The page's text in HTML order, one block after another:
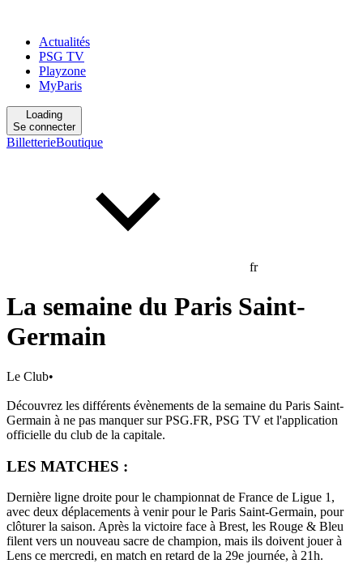
Actualités
PSG TV
Playzone
MyParis
Loading
Se connecter
BilletterieBoutique
fr
La semaine du Paris Saint-
Germain
Le Club•
Découvrez les différents évènements de la semaine du Paris Saint-
Germain à ne pas manquer sur PSG.FR, PSG TV et l'application
officielle du club de la capitale.
LES MATCHES :
Dernière ligne droite pour le championnat de France de Ligue 1,
avec deux déplacements à venir pour le Paris Saint-Germain, pour
clôturer la saison. Après la victoire face à Brest, les Rouge & Bleu
filent vers un nouveau sacre de champion, mais ils doivent jouer à
Lens ce mercredi, en match en retard de la 29e journée, à 21h.